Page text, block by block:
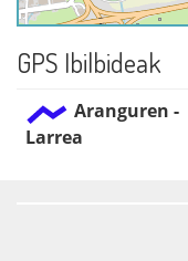
GPS Ibilbideak
Aranguren -
Larrea